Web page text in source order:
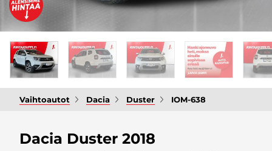
Vaihtoautot Dacia Duster IOM-638
Dacia Duster 2018